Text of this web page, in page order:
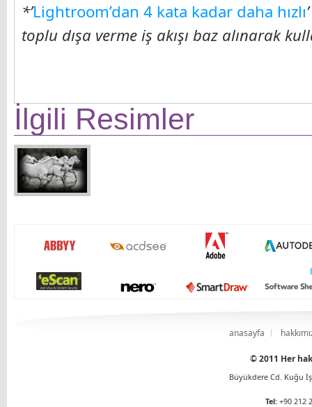
*’Lightroom’dan 4 kata kadar daha hızlı
toplu dışa verme iş akışı baz alınarak
İlgili Resimler
anasayfa
© 2011 Her
Büyükdere Cd. Kuğu
Tel: +90 212